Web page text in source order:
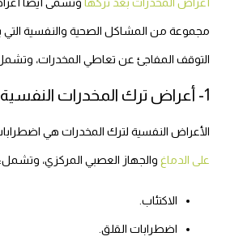
مجموعة من المشاكل الصحية والنفسية التي
التوقف المفاجئ عن تعاطي المخدرات،
1- أعراض ترك المخدرات النفسية
الأعراض النفسية لترك المخدرات هي
على الدماغ والجهاز العصبي المركزي، وتشمل:
الاكتئاب.
اضطرابات القلق.